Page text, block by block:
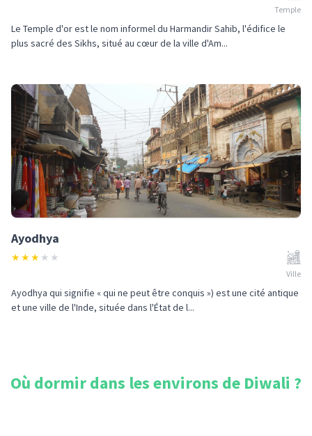
Temple
Le Temple d'or est le nom informel du Harmandir Sahib, l'édifice le
plus sacré des Sikhs, situé au cœur de la ville d'Am...
Ayodhya
★★★ ★ ★
Ville
Ayodhya qui signifie « qui ne peut être conquis ») est une cité antique
et une ville de l'Inde, située dans l'État de l...
Où dormir dans les environs de Diwali ?